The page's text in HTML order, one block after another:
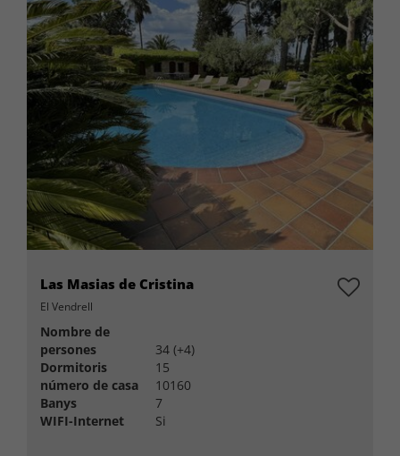
Las Masias de Cristina
El Vendrell
Nombre de
persones
34 (+4)
Dormitoris
15
número de casa
10160
Banys
7
WIFI-Internet
Si